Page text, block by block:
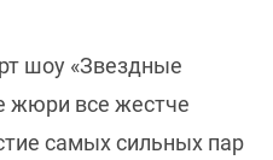
шоу «Звездные
жюри все жестче
самых сильных пар